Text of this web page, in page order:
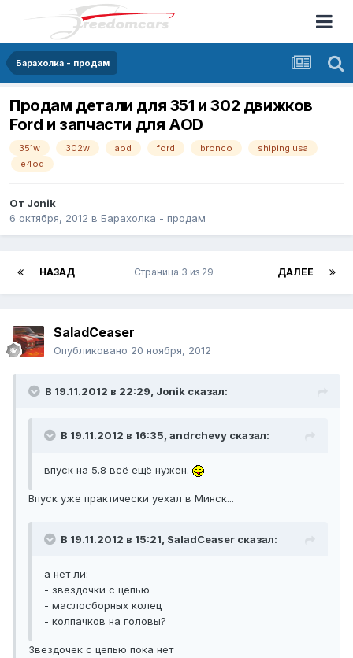
Барахолка - продам
Продам детали для 351 и 302 движков
Ford и запчасти для AOD
351w 302w aod ford bronco
shiping usa
e4od
От Jonik
6 октября, 2012 в Барахолка - продам
НАЗАД ДАЛЕЕ
Страница 3 из 29
SaladCeaser
Опубликовано 20 ноября, 2012
В 19.11.2012 в 22:29, Jonik сказал:
В 19.11.2012 в 16:35, andrchevy сказал:
впуск на 5.8 всё ещё нужен.
Впуск уже практически уехал в Минск...
В 19.11.2012 в 15:21, SaladCeaser сказал:
а нет ли:
- звездочки с цепью
- маслосборных колец
- колпачков на головы?
Звездочек с цепью пока нет